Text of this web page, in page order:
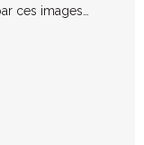
ces images…